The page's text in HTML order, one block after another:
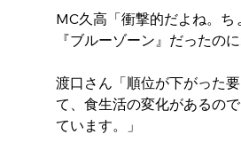
MC久高「衝撃的だよね。ち
『ブルーゾーン』だったのに
渡口さん「順位が下がった
て、食生活の変化があるの
ています。」